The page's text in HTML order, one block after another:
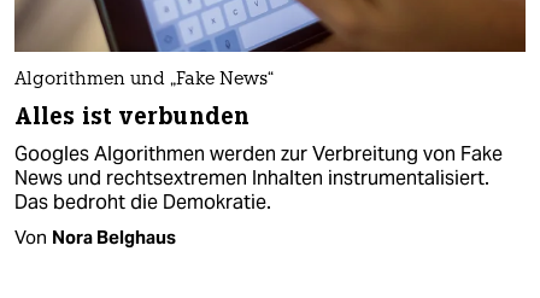
Algorithmen und „Fake News“
Alles ist verbunden
Googles Algorithmen werden zur Verbreitung von Fake
News und rechtsextremen Inhalten instrumentalisiert.
Das bedroht die Demokratie.
Von Nora Belghaus